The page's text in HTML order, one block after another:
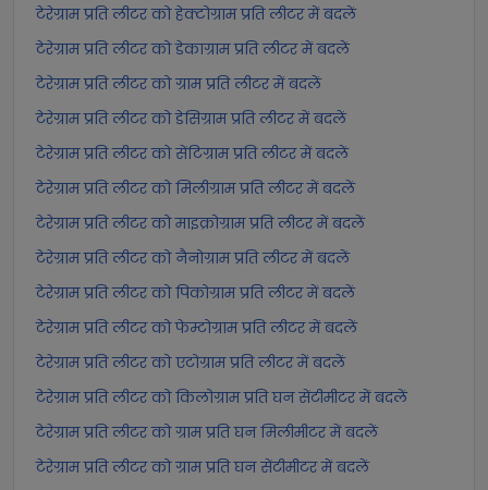
टेरेग्राम प्रति लीटर को हेक्टोग्राम प्रति लीटर में बदलें
टेरेग्राम प्रति लीटर को डेकाग्राम प्रति लीटर में बदलें
टेरेग्राम प्रति लीटर को ग्राम प्रति लीटर में बदलें
टेरेग्राम प्रति लीटर को डेसिग्राम प्रति लीटर में बदलें
टेरेग्राम प्रति लीटर को सेंटिग्राम प्रति लीटर में बदलें
टेरेग्राम प्रति लीटर को मिलीग्राम प्रति लीटर में बदलें
टेरेग्राम प्रति लीटर को माइक्रोग्राम प्रति लीटर में बदलें
टेरेग्राम प्रति लीटर को नैनोग्राम प्रति लीटर में बदलें
टेरेग्राम प्रति लीटर को पिकोग्राम प्रति लीटर में बदलें
टेरेग्राम प्रति लीटर को फेम्टोग्राम प्रति लीटर में बदलें
टेरेग्राम प्रति लीटर को एटोग्राम प्रति लीटर में बदलें
टेरेग्राम प्रति लीटर को किलोग्राम प्रति घन सेंटीमीटर में बदलें
टेरेग्राम प्रति लीटर को ग्राम प्रति घन मिलीमीटर में बदलें
टेरेग्राम प्रति लीटर को ग्राम प्रति घन सेंटीमीटर में बदलें